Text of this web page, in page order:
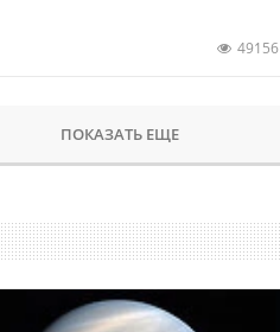
49156
ПОКАЗАТЬ ЕЩЕ